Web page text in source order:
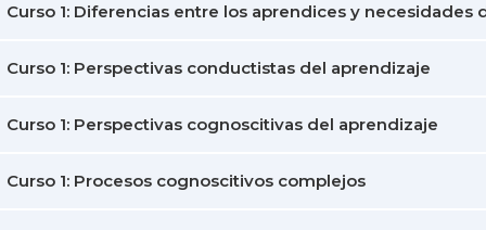
Curso 1: Diferencias entre los aprendices y necesidades
Curso 1: Perspectivas conductistas del aprendizaje
Curso 1: Perspectivas cognoscitivas del aprendizaje
Curso 1: Procesos cognoscitivos complejos